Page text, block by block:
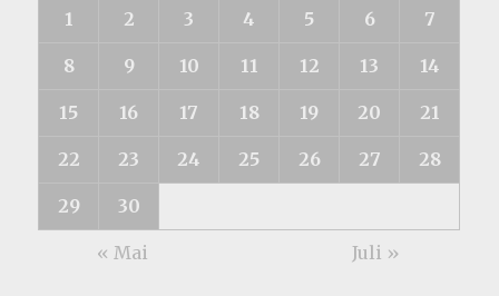
1 2 3 4 5 6 7
8 9 10 11 12 13 14
15 16 17 18 19 20 21
22 23 24 25 26 27 28
29 30
« Mai Juli »